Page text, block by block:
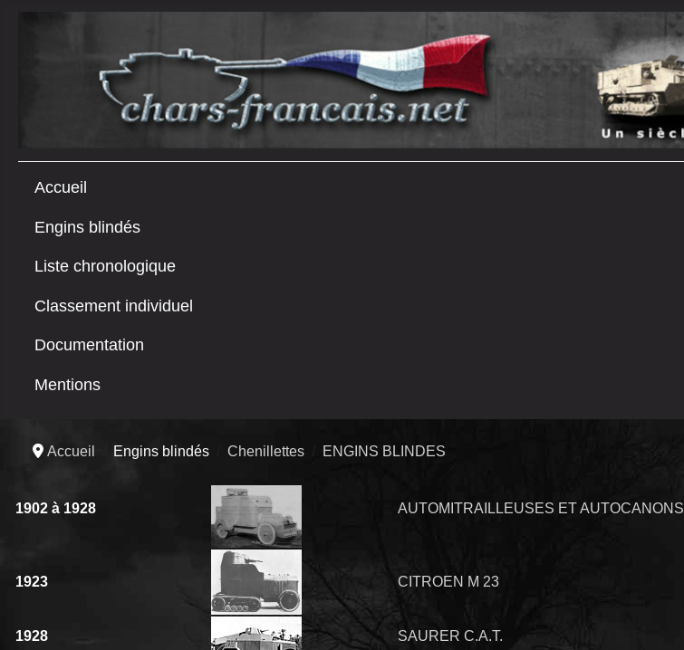
Accueil
Engins blindés
Liste chronologique
Classement individuel
Documentation
Mentions
Accueil Engins blindés Chenillettes ENGINS BLINDES
1902 à 1928 AUTOMITRAILLEUSES ET AUTOCANONS
1923 CITROEN M 23
1928 SAURER C.A.T.